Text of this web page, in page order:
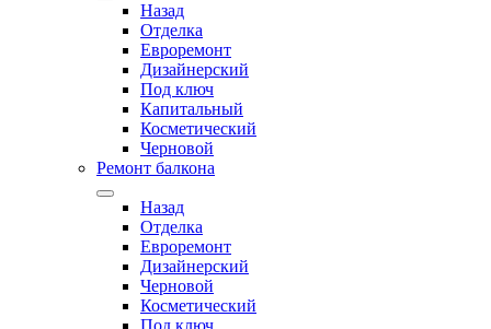
Назад
Отделка
Евроремонт
Дизайнерский
Под ключ
Капитальный
Косметический
Черновой
Ремонт балкона
Назад
Отделка
Евроремонт
Дизайнерский
Черновой
Косметический
Под ключ